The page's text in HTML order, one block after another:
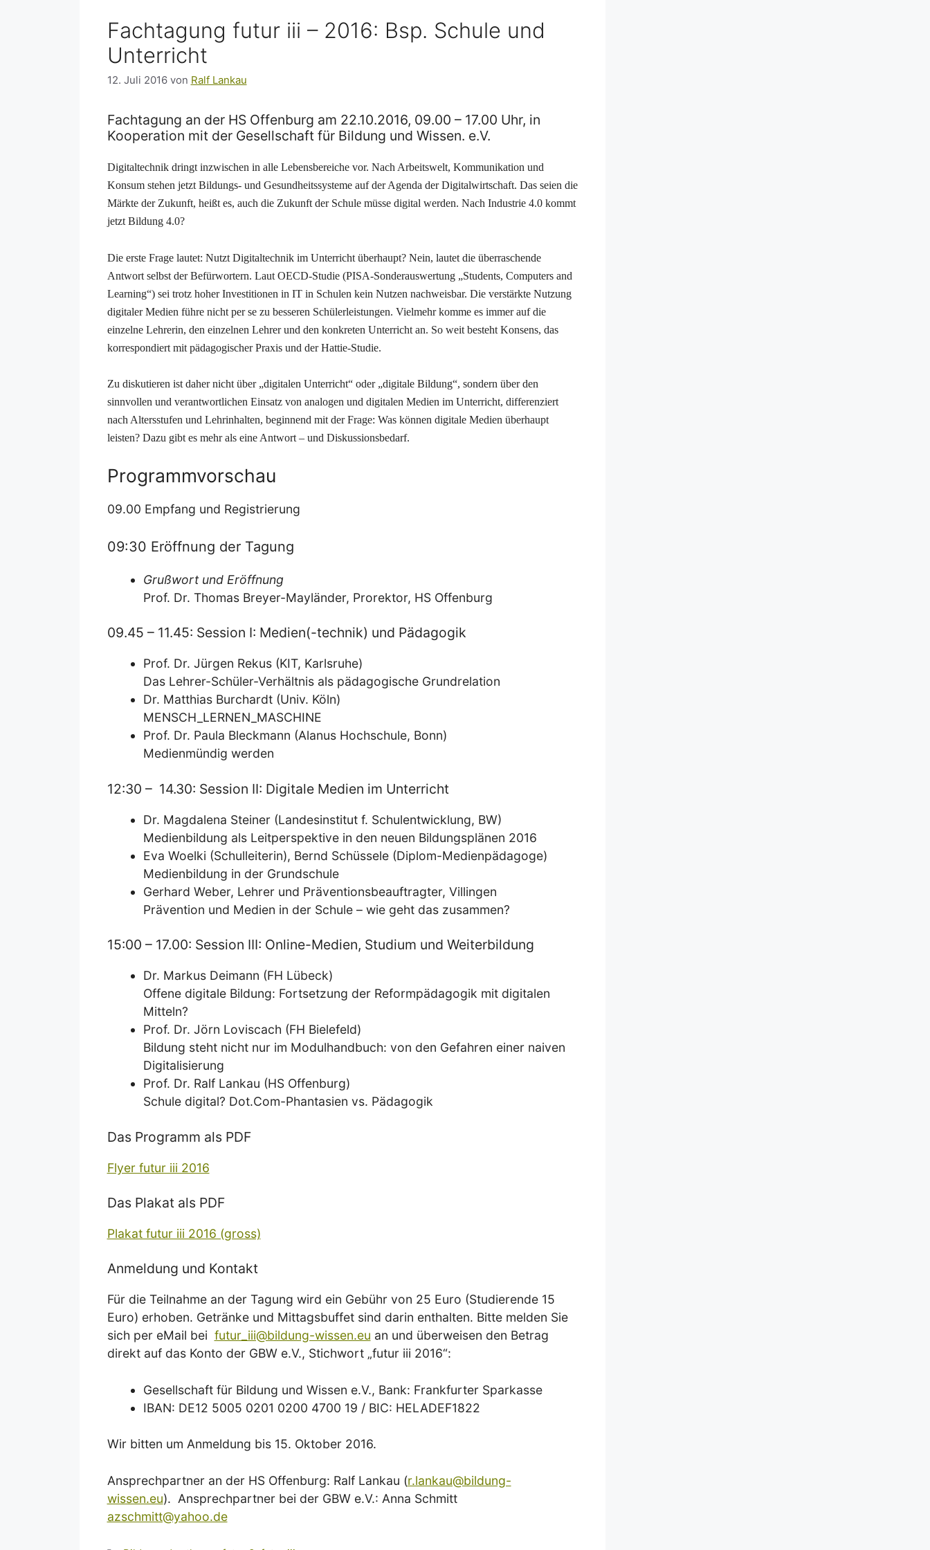
Fachtagung futur iii – 2016: Bsp. Schule und
Unterricht
12. Juli 2016 von Ralf Lankau
Fachtagung an der HS Offenburg am 22.10.2016, 09.00 – 17.00 Uhr, in
Kooperation mit der Gesellschaft für Bildung und Wissen. e.V.
Digitaltechnik dringt inzwischen in alle Lebensbereiche vor. Nach Arbeitswelt, Kommunikation und
Konsum stehen jetzt Bildungs- und Gesundheitssysteme auf der Agenda der Digitalwirtschaft. Das seien die
Märkte der Zukunft, heißt es, auch die Zukunft der Schule müsse digital werden. Nach Industrie 4.0 kommt
jetzt Bildung 4.0?
Die erste Frage lautet: Nutzt Digitaltechnik im Unterricht überhaupt? Nein, lautet die überraschende
Antwort selbst der Befürwortern. Laut OECD-Studie (PISA-Sonderauswertung „Students, Computers and
Learning“) sei trotz hoher Investitionen in IT in Schulen kein Nutzen nachweisbar. Die verstärkte Nutzung
digitaler Medien führe nicht per se zu besseren Schülerleistungen. Vielmehr komme es immer auf die
einzelne Lehrerin, den einzelnen Lehrer und den konkreten Unterricht an. So weit besteht Konsens, das
korrespondiert mit pädagogischer Praxis und der Hattie-Studie.
Zu diskutieren ist daher nicht über „digitalen Unterricht“ oder „digitale Bildung“, sondern über den
sinnvollen und verantwortlichen Einsatz von analogen und digitalen Medien im Unterricht, differenziert
nach Altersstufen und Lehrinhalten, beginnend mit der Frage: Was können digitale Medien überhaupt
leisten? Dazu gibt es mehr als eine Antwort – und Diskussionsbedarf.
Programmvorschau
09.00 Empfang und Registrierung
09:30 Eröffnung der Tagung
Grußwort und Eröffnung
Prof. Dr. Thomas Breyer-Mayländer, Prorektor, HS Offenburg
09.45 – 11.45: Session I: Medien(-technik) und Pädagogik
Prof. Dr. Jürgen Rekus (KIT, Karlsruhe)
Das Lehrer-Schüler-Verhältnis als pädagogische Grundrelation
Dr. Matthias Burchardt (Univ. Köln)
MENSCH_LERNEN_MASCHINE
Prof. Dr. Paula Bleckmann (Alanus Hochschule, Bonn)
Medienmündig werden
12:30 – 14.30: Session II: Digitale Medien im Unterricht
Dr. Magdalena Steiner (Landesinstitut f. Schulentwicklung, BW)
Medienbildung als Leitperspektive in den neuen Bildungsplänen 2016
Eva Woelki (Schulleiterin), Bernd Schüssele (Diplom-Medienpädagoge)
Medienbildung in der Grundschule
Gerhard Weber, Lehrer und Präventionsbeauftragter, Villingen
Prävention und Medien in der Schule – wie geht das zusammen?
15:00 – 17.00: Session III: Online-Medien, Studium und Weiterbildung
Dr. Markus Deimann (FH Lübeck)
Offene digitale Bildung: Fortsetzung der Reformpädagogik mit digitalen
Mitteln?
Prof. Dr. Jörn Loviscach (FH Bielefeld)
Bildung steht nicht nur im Modulhandbuch: von den Gefahren einer naiven
Digitalisierung
Prof. Dr. Ralf Lankau (HS Offenburg)
Schule digital? Dot.Com-Phantasien vs. Pädagogik
Das Programm als PDF
Flyer futur iii 2016
Das Plakat als PDF
Plakat futur iii 2016 (gross)
Anmeldung und Kontakt
Für die Teilnahme an der Tagung wird ein Gebühr von 25 Euro (Studierende 15
Euro) erhoben. Getränke und Mittagsbuffet sind darin enthalten. Bitte melden Sie
sich per eMail bei futur_iii@bildung-wissen.eu an und überweisen den Betrag
direkt auf das Konto der GBW e.V., Stichwort „futur iii 2016“:
Gesellschaft für Bildung und Wissen e.V., Bank: Frankfurter Sparkasse
IBAN: DE12 5005 0201 0200 4700 19 / BIC: HELADEF1822
Wir bitten um Anmeldung bis 15. Oktober 2016.
Ansprechpartner an der HS Offenburg: Ralf Lankau (r.lankau@bildung-
wissen.eu). Ansprechpartner bei der GBW e.V.: Anna Schmitt
azschmitt@yahoo.de